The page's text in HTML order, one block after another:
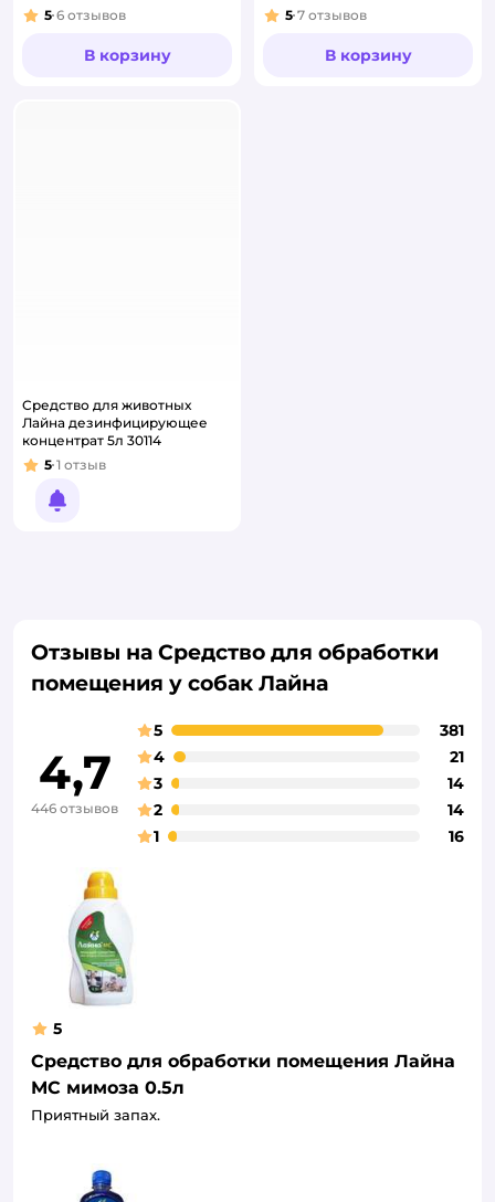
Рейтинг:
5 6 отзывов
В корзину
Рейтинг:
5 7 отзывов
В корзину
Средство для животных
Лайна дезинфицирующее
концентрат 5л 30114
Рейтинг:
5 1 отзыв
Уведомить о появлении
Отзывы на Средство для обработки
помещения у собак Лайна
4,7
446 отзывов
5
381
4
21
3
14
2
14
1
16
5
Средство для обработки помещения Лайна
МС мимоза 0.5л
Приятный запах.